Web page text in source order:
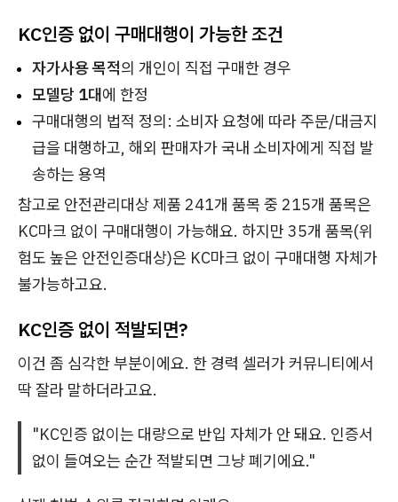
KC인증 없이 구매대행이 가능한 조건
자가사용 목적의 개인이 직접 구매한 경우
모델당 1대에 한정
구매대행의 법적 정의: 소비자 요청에 따라 주문/대금지
급을 대행하고, 해외 판매자가 국내 소비자에게 직접 발
송하는 용역
참고로 안전관리대상 제품 241개 품목 중 215개 품목은
KC마크 없이 구매대행이 가능해요. 하지만 35개 품목(위
험도 높은 안전인증대상)은 KC마크 없이 구매대행 자체가
불가능하고요.
KC인증 없이 적발되면?
이건 좀 심각한 부분이에요. 한 경력 셀러가 커뮤니티에서
딱 잘라 말하더라고요.
"KC인증 없이는 대량으로 반입 자체가 안 돼요. 인증서
없이 들여오는 순간 적발되면 그냥 폐기에요."